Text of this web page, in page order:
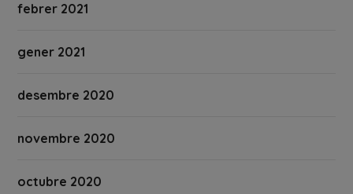
febrer 2021
gener 2021
desembre 2020
novembre 2020
octubre 2020